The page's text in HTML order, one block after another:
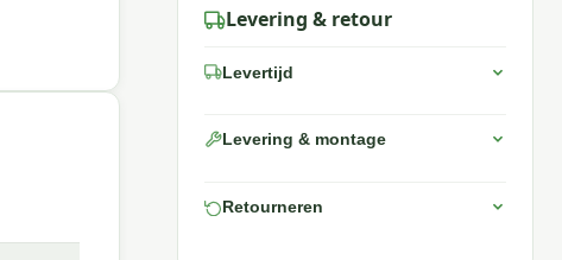
Levering & retour
Levertijd
Levering & montage
Retourneren